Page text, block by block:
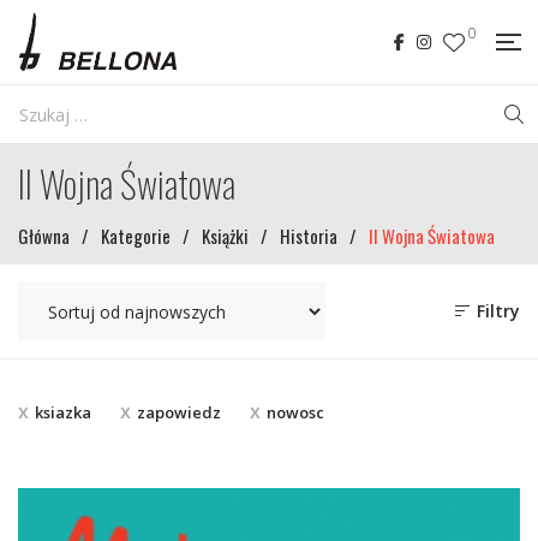
0
II Wojna Światowa
Główna / Kategorie / Książki / Historia / II Wojna Światowa
Filtry
ksiazka zapowiedz nowosc